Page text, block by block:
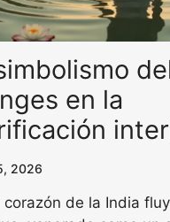
en la
2026
corazón de la India